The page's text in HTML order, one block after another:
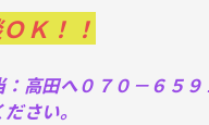
Ｋ！！
高田へ０７０－６５９
さい。